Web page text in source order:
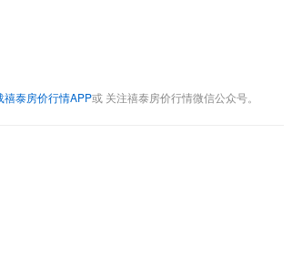
禧泰房价行情APP或 关注禧泰房价行情微信公众号。